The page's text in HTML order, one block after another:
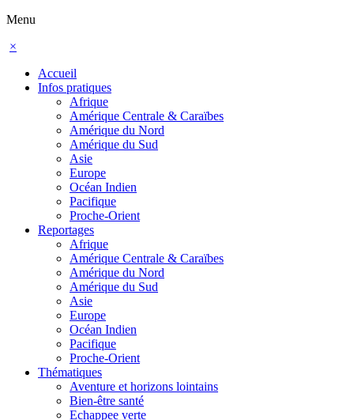
Menu
×
Accueil
Infos pratiques
Afrique
Amérique Centrale & Caraïbes
Amérique du Nord
Amérique du Sud
Asie
Europe
Océan Indien
Pacifique
Proche-Orient
Reportages
Afrique
Amérique Centrale & Caraïbes
Amérique du Nord
Amérique du Sud
Asie
Europe
Océan Indien
Pacifique
Proche-Orient
Thématiques
Aventure et horizons lointains
Bien-être santé
Echappee verte